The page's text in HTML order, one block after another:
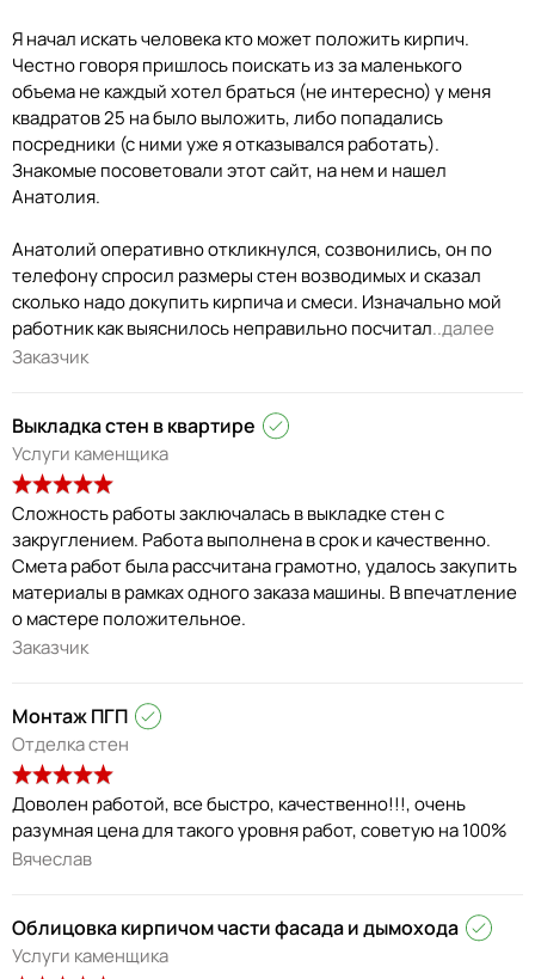
Я начал искать человека кто может положить кирпич.
Честно говоря пришлось поискать из за маленького
объема не каждый хотел браться (не интересно) у меня
квадратов 25 на было выложить, либо попадались
посредники (с ними уже я отказывался работать).
Знакомые посоветовали этот сайт, на нем и нашел
Анатолия.
Анатолий оперативно откликнулся, созвонились, он по
телефону спросил размеры стен возводимых и сказал
сколько надо докупить кирпича и смеси. Изначально мой
работник как выяснилось неправильно посчитал..далее
Заказчик
Выкладка стен в квартире
Услуги каменщика
Сложность работы заключалась в выкладке стен с
закруглением. Работа выполнена в срок и качественно.
Смета работ была рассчитана грамотно, удалось закупить
материалы в рамках одного заказа машины. В впечатление
о мастере положительное.
Заказчик
Монтаж ПГП
Отделка стен
Доволен работой, все быстро, качественно!!!, очень
разумная цена для такого уровня работ, советую на 100%
Вячеслав
Облицовка кирпичом части фасада и дымохода
Услуги каменщика